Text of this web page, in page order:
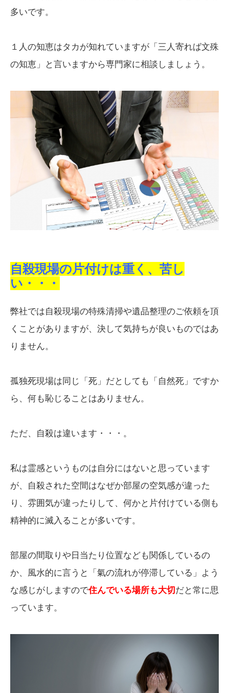
多いです。
１人の知恵はタカが知れていますが「三人寄れば文殊
の知恵」と言いますから専門家に相談しましょう。
自殺現場の片付けは重く、苦し
い・・・
弊社では自殺現場の特殊清掃や遺品整理のご依頼を頂
くことがありますが、決して気持ちが良いものではあ
りません。
孤独死現場は同じ「死」だとしても「自然死」ですか
ら、何も恥じることはありません。
ただ、自殺は違います・・・。
私は霊感というものは自分にはないと思っています
が、自殺された空間はなぜか部屋の空気感が違った
り、雰囲気が違ったりして、何かと片付けている側も
精神的に滅入ることが多いです。
部屋の間取りや日当たり位置なども関係しているの
か、風水的に言うと「氣の流れが停滞している」よう
な感じがしますので住んでいる場所も大切 だと常に思
っています。